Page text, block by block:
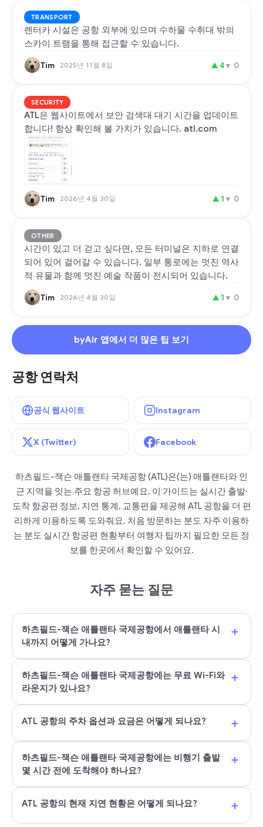
TRANSPORT
렌터카 시설은 공항 외부에 있으며 수하물 수취대 밖의
스카이 트램을 통해 접근할 수 있습니다.
Tim 2025년 11월 8일 ▲ 4▼ 0
SECURITY
ATL은 웹사이트에서 보안 검색대 대기 시간을 업데이트
합니다! 항상 확인해 볼 가치가 있습니다. atl.com
Tim 2026년 4월 30일 ▲ 1 ▼ 0
OTHER
시간이 있고 더 걷고 싶다면, 모든 터미널은 지하로 연결
되어 있어 걸어갈 수 있습니다. 일부 통로에는 멋진 역사
적 유물과 함께 멋진 예술 작품이 전시되어 있습니다.
Tim 2026년 4월 30일 ▲ 1 ▼ 0
byAir 앱에서 더 많은 팁 보기
공항 연락처
공식 웹사이트 Instagram
X (Twitter) Facebook
하츠필드-잭슨 애틀랜타 국제공항 (ATL)은(는) 애틀랜타와 인
근 지역을 잇는 주요 항공 허브예요. 이 가이드는 실시간 출발·
도착 항공편 정보, 지연 통계, 교통편을 제공해 ATL 공항을 더 편
리하게 이용하도록 도와줘요. 처음 방문하는 분도 자주 이용하
는 분도 실시간 항공편 현황부터 여행자 팁까지 필요한 모든 정
보를 한곳에서 확인할 수 있어요.
자주 묻는 질문
하츠필드-잭슨 애틀랜타 국제공항에서 애틀랜타 시
내까지 어떻게 가나요?
+
하츠필드-잭슨 애틀랜타 국제공항에는 무료 Wi-Fi와
라운지가 있나요?
+
ATL 공항의 주차 옵션과 요금은 어떻게 되나요? +
하츠필드-잭슨 애틀랜타 국제공항에는 비행기 출발
몇 시간 전에 도착해야 하나요?
+
ATL 공항의 현재 지연 현황은 어떻게 되나요? +